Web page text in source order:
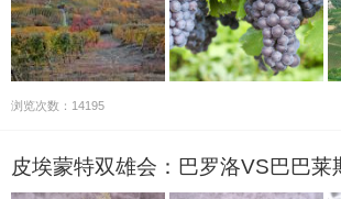
浏览次数：14195
皮埃蒙特双雄会：巴罗洛VS巴巴莱